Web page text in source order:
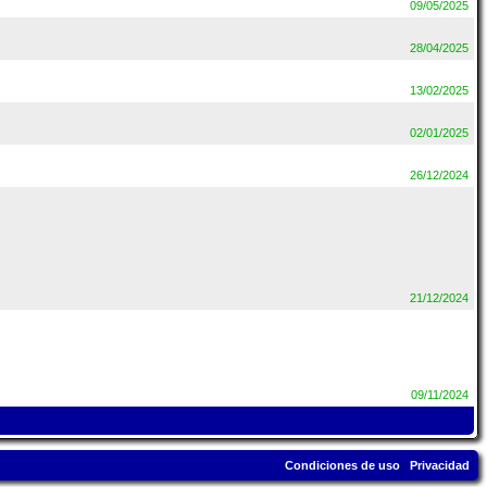
09/05/2025
28/04/2025
13/02/2025
02/01/2025
26/12/2024
21/12/2024
09/11/2024
Condiciones de uso Privacidad